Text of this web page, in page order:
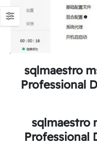
sqlmaestro
Professional
sqlmaestro
Professional